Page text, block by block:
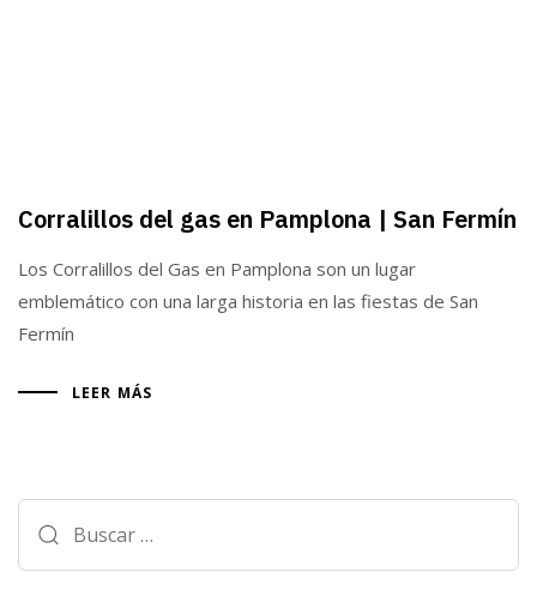
Corralillos del gas en Pamplona | San Fermín
Los Corralillos del Gas en Pamplona son un lugar
emblemático con una larga historia en las fiestas de San
Fermín
LEER MÁS